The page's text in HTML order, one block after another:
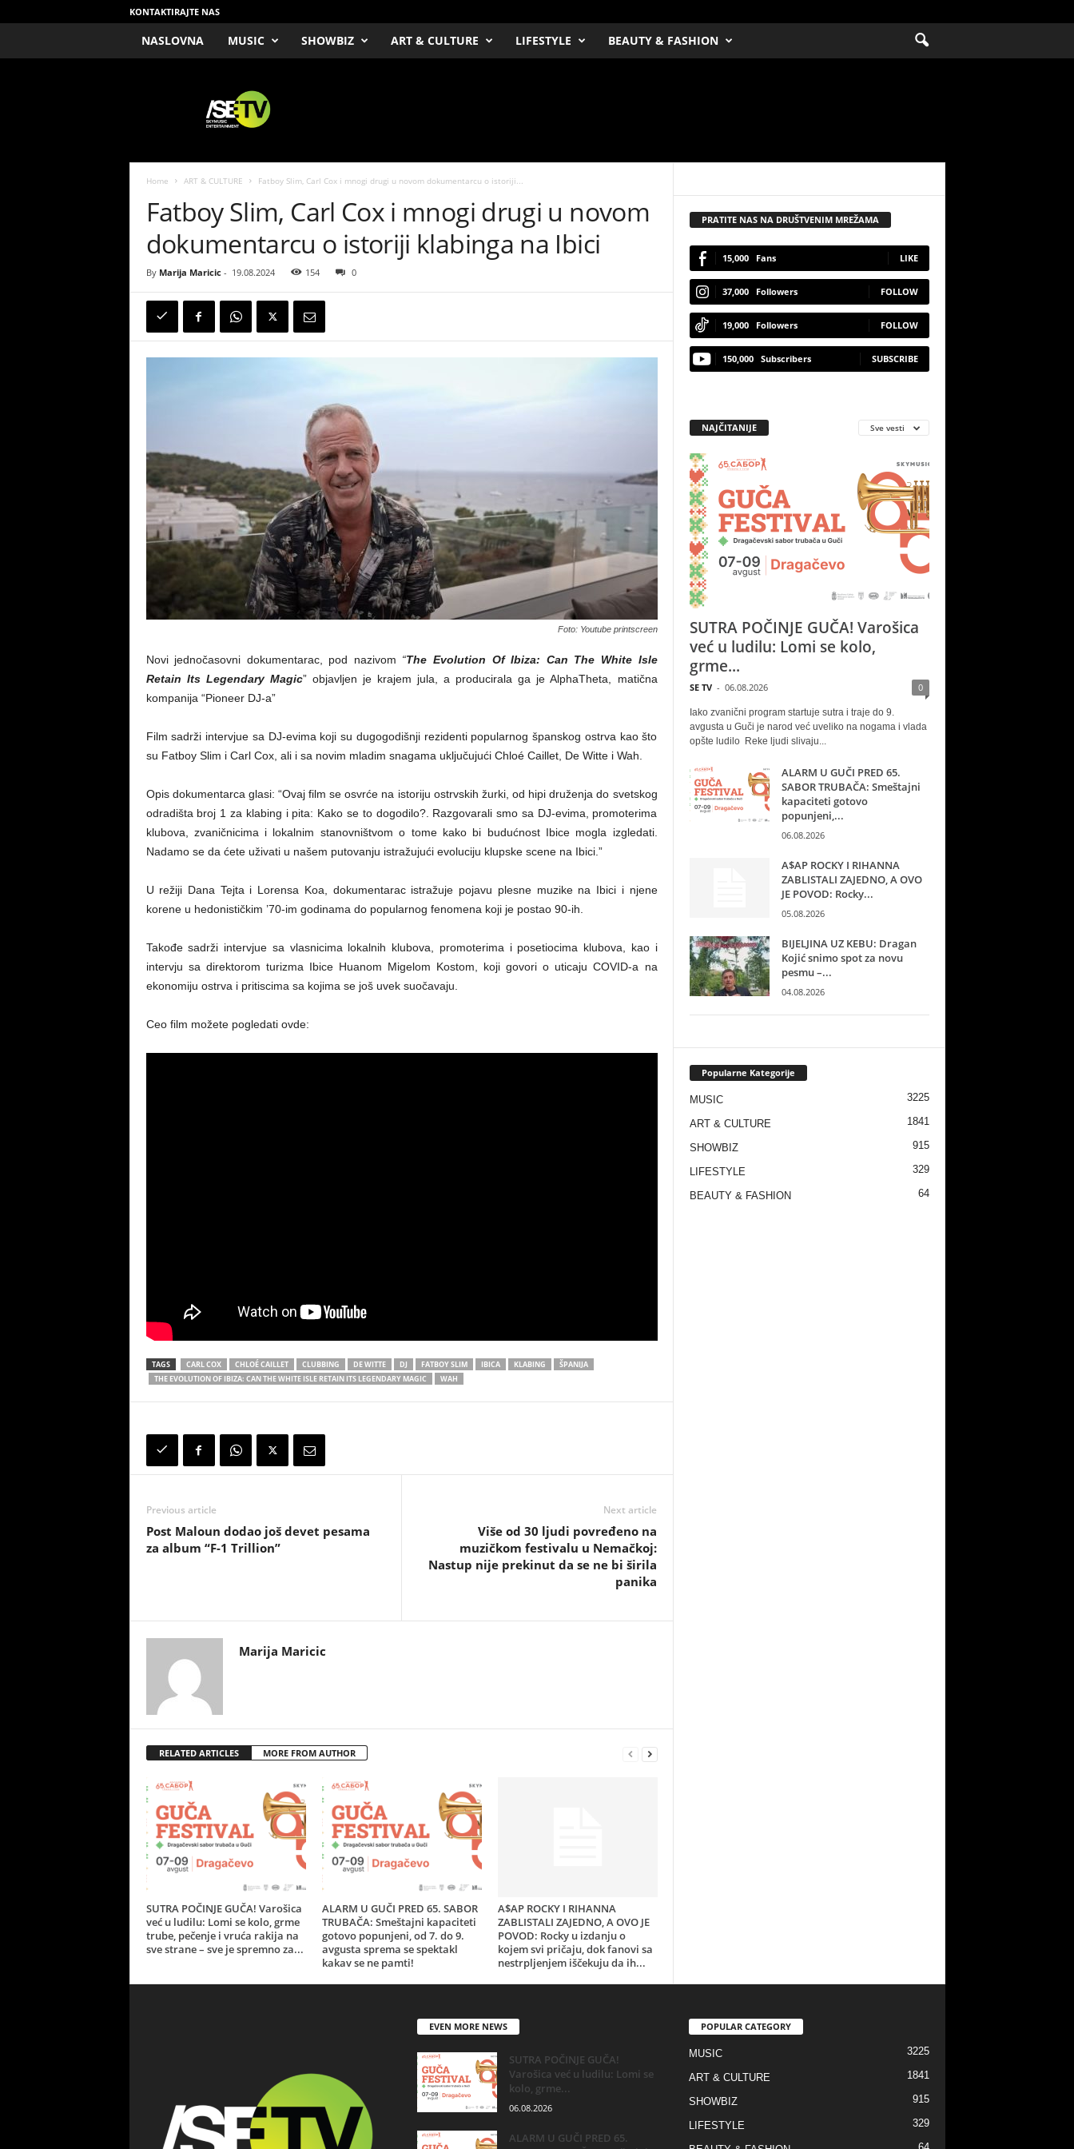
KONTAKTIRAJTE NAS
NASLOVNA MUSIC SHOWBIZ ART & CULTURE LIFESTYLE BEAUTY & FASHION
Home ART & CULTURE Fatboy Slim, Carl Cox i mnogi drugi u novom dokumentarcu o istoriji...
Fatboy Slim, Carl Cox i mnogi drugi u novom
dokumentarcu o istoriji klabinga na Ibici
By Marija Maricic- 19.08.2024 154 0
Foto: Youtube printscreen
Novi jednočasovni dokumentarac, pod nazivom “The Evolution Of Ibiza: Can The White Isle
Retain Its Legendary Magic” objavljen je krajem jula, a producirala ga je AlphaTheta, matična
kompanija “Pioneer DJ-a”
Film sadrži intervjue sa DJ-evima koji su dugogodišnji rezidenti popularnog španskog ostrva kao što
su Fatboy Slim i Carl Cox, ali i sa novim mladim snagama uključujući Chloé Caillet, De Witte i Wah.
Opis dokumentarca glasi: “Ovaj film se osvrće na istoriju ostrvskih žurki, od hipi druženja do svetskog
odradišta broj 1 za klabing i pita: Kako se to dogodilo?. Razgovarali smo sa DJ-evima, promoterima
klubova, zvaničnicima i lokalnim stanovništvom o tome kako bi budućnost Ibice mogla izgledati.
Nadamo se da ćete uživati u našem putovanju istražujući evoluciju klupske scene na Ibici.”
U režiji Dana Tejta i Lorensa Koa, dokumentarac istražuje pojavu plesne muzike na Ibici i njene
korene u hedonističkim ’70-im godinama do popularnog fenomena koji je postao 90-ih.
Takođe sadrži intervjue sa vlasnicima lokalnih klubova, promoterima i posetiocima klubova, kao i
intervju sa direktorom turizma Ibice Huanom Migelom Kostom, koji govori o uticaju COVID-a na
ekonomiju ostrva i pritiscima sa kojima se još uvek suočavaju.
Ceo film možete pogledati ovde:
TAGS CARL COX CHLOÉ CAILLET CLUBBING DE WITTE DJ FATBOY SLIM IBICA KLABING
ŠPANIJA
THE EVOLUTION OF IBIZA: CAN THE WHITE ISLE RETAIN ITS LEGENDARY MAGIC
WAH
Previous article
Post Maloun dodao još devet pesama
za album “F-1 Trillion”
Next article
Više od 30 ljudi povređeno na
muzičkom festivalu u Nemačkoj:
Nastup nije prekinut da se ne bi širila
panika
Marija Maricic
RELATED ARTICLES MORE FROM AUTHOR
SUTRA POČINJE GUČA! Varošica
već u ludilu: Lomi se kolo, grme
trube, pečenje i vruća rakija na
sve strane – sve je spremno za...
ALARM U GUČI PRED 65. SABOR
TRUBAČA: Smeštajni kapaciteti
gotovo popunjeni, od 7. do 9.
avgusta sprema se spektakl
kakav se ne pamti!
A$AP ROCKY I RIHANNA
ZABLISTALI ZAJEDNO, A OVO JE
POVOD: Rocky u izdanju o
kojem svi pričaju, dok fanovi sa
nestrpljenjem iščekuju da ih...
PRATITE NAS NA DRUŠTVENIM MREŽAMA
15,000 Fans LIKE
37,000 Followers FOLLOW
19,000 Followers FOLLOW
150,000 Subscribers SUBSCRIBE
NAJČITANIJE Sve vesti
SUTRA POČINJE GUČA! Varošica
već u ludilu: Lomi se kolo,
grme...
SE TV - 06.08.2026 0
Iako zvanični program startuje sutra i traje do 9.
avgusta u Guči je narod već uveliko na nogama i vlada
opšte ludilo Reke ljudi slivaju...
ALARM U GUČI PRED 65.
SABOR TRUBAČA: Smeštajni
kapaciteti gotovo
popunjeni,...
06.08.2026
A$AP ROCKY I RIHANNA
ZABLISTALI ZAJEDNO, A OVO
JE POVOD: Rocky...
05.08.2026
BIJELJINA UZ KEBU: Dragan
Kojić snimo spot za novu
pesmu –...
04.08.2026
Popularne Kategorije
MUSIC 3225
ART & CULTURE 1841
SHOWBIZ 915
LIFESTYLE 329
BEAUTY & FASHION 64
EVEN MORE NEWS
SUTRA POČINJE GUČA!
Varošica već u ludilu: Lomi se
kolo, grme...
06.08.2026
ALARM U GUČI PRED 65.
POPULAR CATEGORY
MUSIC 3225
ART & CULTURE 1841
SHOWBIZ 915
LIFESTYLE 329